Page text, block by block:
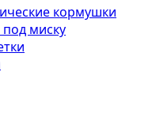
кормушки
миску